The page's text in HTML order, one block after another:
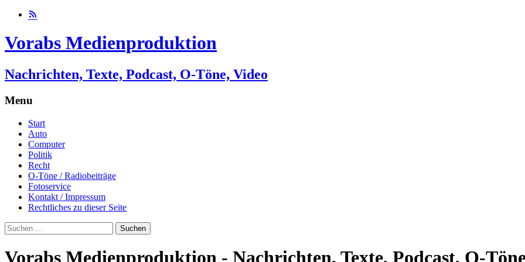
Vorabs Medienproduktion
Nachrichten, Texte, Podcast, O-Töne, Video
Menu
Skip
content
Start
Auto
Computer
Politik
Recht
O-Töne / Radiobeiträge
Fotoservice
Kontakt / Impressum
Rechtliches zu dieser Seite
Suchen
nach:
Vorabs Medienproduktion - Nachrichten, Texte, Podcast, O-